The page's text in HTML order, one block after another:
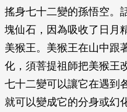
搖身七十二變的孫悟空。
塊仙石，因為吸收了日月
美猴王。美猴王在山中跟
化，須菩提祖師把美猴王
七十二變可以讓它在遇到
就可以變成它的分身或幻